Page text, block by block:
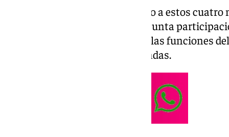
La Policía Nacional ha arrestado a estos
ellos menor de edad, por su presunta
drogas. Entre ellos se repartían las funciones
que efectuaban desde dos viviendas.